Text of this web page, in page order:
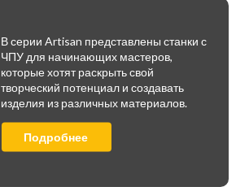
В серии Artisan представлены станки с
ЧПУ для начинающих мастеров,
которые хотят раскрыть свой
творческий потенциал и создавать
изделия из различных материалов.
Подробнее